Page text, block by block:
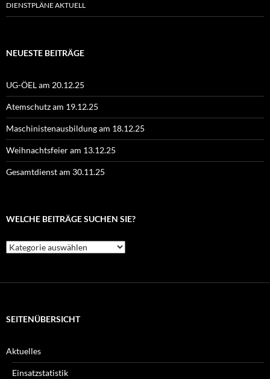
DIENSTPLÄNE AKTUELL
NEUESTE BEITRÄGE
UG-ÖEL am 20.12.25
Atemschutz am 19.12.25
Maschinistenausbildung am 18.12.25
Weihnachtsfeier am 13.12.25
Gesamtdienst am 30.11.25
WELCHE BEITRÄGE SUCHEN SIE?
Welche
Beiträge
SEITENÜBERSICHT
Aktuelles
Einsatzstatistik